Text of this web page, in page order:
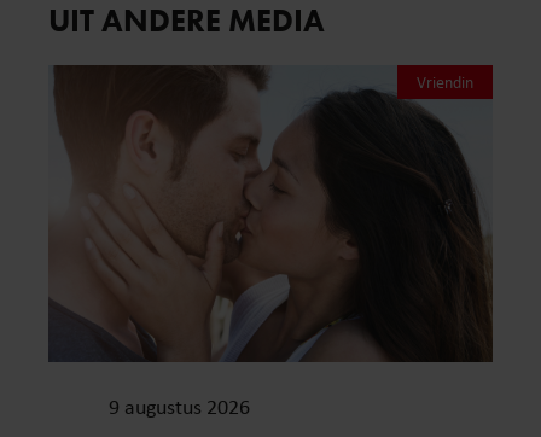
UIT ANDERE MEDIA
Vriendin
9 augustus 2026